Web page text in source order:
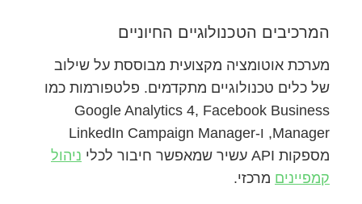
המרכיבים הטכנולוגיים החיוניים
מערכת אוטומציה מקצועית מבוססת על שילוב
של כלים טכנולוגיים מתקדמים. פלטפורמות כמו
Google Analytics 4, Facebook Business
Manager, ו-LinkedIn Campaign Manager
מספקות API עשיר שמאפשר חיבור לכלי
ניהול
קמפיינים מרכזי.